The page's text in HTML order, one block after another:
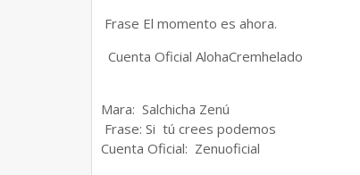
Frase El momento es ahora.
Cuenta Oficial AlohaCremhelado
Mara: Salchicha Zenú
Frase: Si tú crees podemos
Cuenta Oficial: Zenuoficial